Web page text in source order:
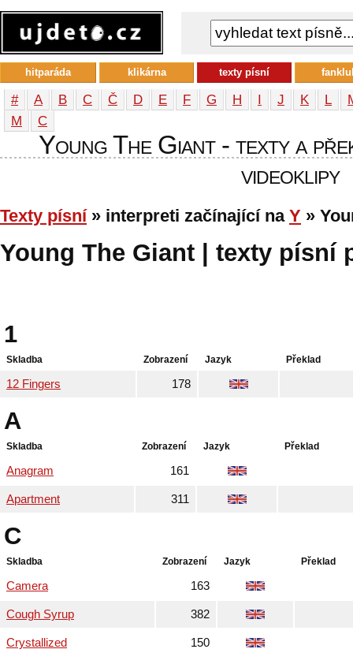
# A B C Č D E F G H I J K L
М
С
Young The Giant - texty a
videoklipy
Texty písní» interpreti začínající na Y »
Young The Giant | texty písní
1
Skladba Zobrazení Jazyk Překlad
12 Fingers 178
A
Skladba Zobrazení Jazyk Překlad
Anagram 161
Apartment 311
C
Skladba Zobrazení Jazyk Překlad
Camera 163
Cough Syrup 382
Crystallized 150
hitparáda klikárna texty písní